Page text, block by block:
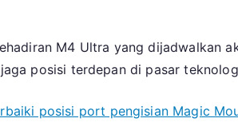
M4 Ultra yang dijadwalkan
posisi terdepan di pasar
posisi port pengisian Magic